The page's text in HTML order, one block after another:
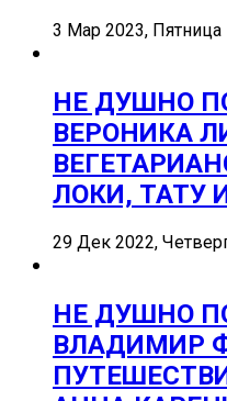
3 Мар 2023, Пятница
НЕ ДУШНО
ВЕРОНИКА
ЛОКИ, ТАТУ
29 Дек 2022,
НЕ ДУШНО
ВЛАДИМИР